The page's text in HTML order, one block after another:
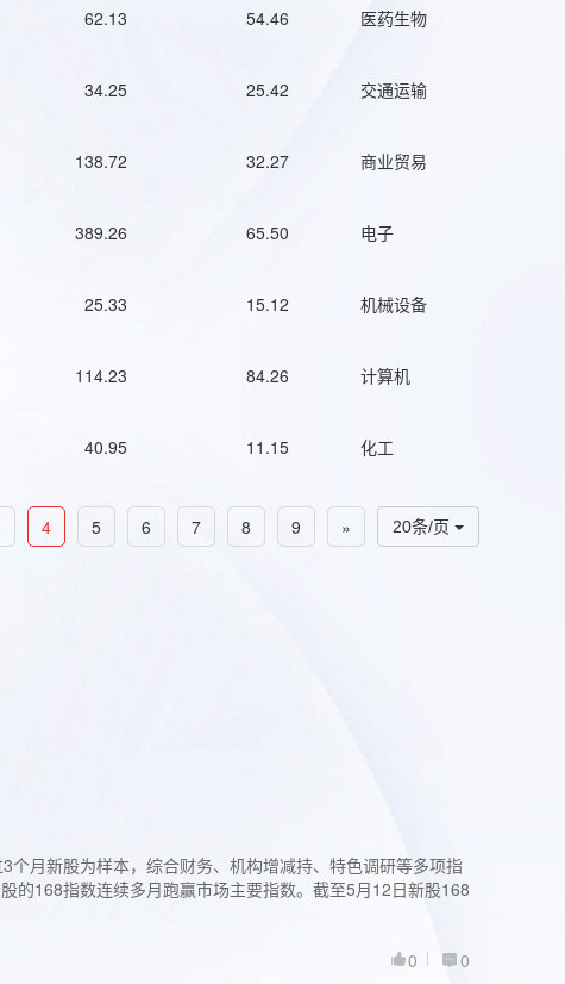
62.13 54.46 医药生物
34.25 25.42 交通运输
138.72 32.27 商业贸易
389.26 65.50 电子
25.33 15.12 机械设备
114.23 84.26 计算机
40.95 11.15 化工
20条/页
4 5 6 7 8 9 »
月新股为样本，综合财务、机构增减持、特色调研等多项指
的168指数连续多月跑赢市场主要指数。截至5月12日新股168
0
0